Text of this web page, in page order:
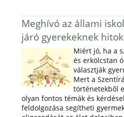
Meghívó az állami
járó gyerekeknek
Miért jó, ha a
és erkölcstan
választják
Mert a
történetekből
olyan fontos témák és
feldolgozása segítheti